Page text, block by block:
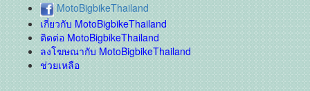
MotoBigbikeThailand
เกี่ยวกับ MotoBigbikeThailand
ติดต่อ MotoBigbikeThailand
ลงโฆษณากับ MotoBigbikeThailand
ช่วยเหลือ